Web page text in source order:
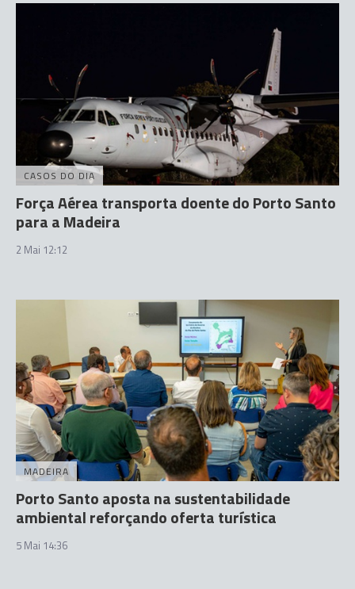
CASOS DO DIA
Força Aérea transporta doente do Porto Santo
para a Madeira
2 Mai 12:12
MADEIRA
Porto Santo aposta na sustentabilidade
ambiental reforçando oferta turística
5 Mai 14:36